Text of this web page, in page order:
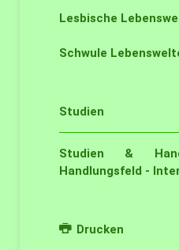
Lesbische
Schwule
Studien
Studien &
Handlungsfeld -
Drucken